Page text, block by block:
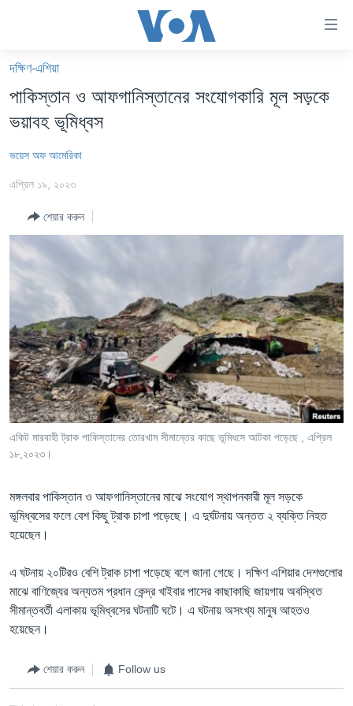
যান।
প্রধান
যান
যান
বাংলাদেশ
ভারত
দক্ষিণ-এশিয়া
সম্পাদকীয়
ভিডিও
Learning English
FOLLOW US
অন্য ভাষায় ওয়েব সাইট
দক্ষিণ-এশিয়া
পাকিস্তান ও আফগানিস্তানের সংযোগকারি মূল সড়কে
ভয়াবহ ভূমিধ্বস
ভয়েস অফ আমেরিকা
এপ্রিল ১৯, ২০২৩
শেয়ার করুন
একিট মারবাহী ট্রাক পাকিস্তানের তোরখাম সীমান্তের কাছে ভূমিধসে আটকা পড়েছে , এপ্রিল
১৮,২০২৩।
মঙ্গলবার পাকিস্তান ও আফগানিস্তানের মাঝে সংযোগ স্থাপনকারী মূল সড়কে
ভূমিধ্বসের ফলে বেশ কিছু ট্রাক চাপা পড়েছে। এ দুর্ঘটনায় অন্তত ২ ব্যক্তি নিহত
হয়েছেন।
এ ঘটনায় ২০টিরও বেশি ট্রাক চাপা পড়েছে বলে জানা গেছে। দক্ষিণ এশিয়ার দেশগুলোর
মাঝে বাণিজ্যের অন্যতম প্রধান কেন্দ্র খাইবার পাসের কাছাকাছি জায়গায় অবস্থিত
সীমান্তবর্তী এলাকায় ভূমিধ্বসের ঘটনাটি ঘটে। এ ঘটনায় অসংখ্য মানুষ আহতও
হয়েছেন।
শেয়ার করুন Follow us